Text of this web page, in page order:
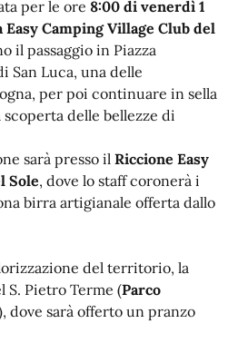
per le ore 8:00 di venerdì 1
Easy Camping Village Club del
il passaggio in Piazza
San Luca, una delle
per poi continuare in sella
delle bellezze di
sarà presso il Riccione Easy
Sole, dove lo staff coronerà i
birra artigianale offerta dallo
del territorio, la
S. Pietro Terme (Parco
dove sarà offerto un pranzo